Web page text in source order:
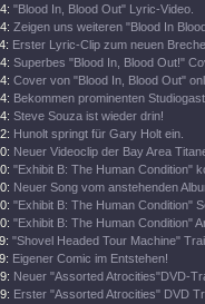
"Blood In, Blood Out" Lyric-Video.
Zeigen uns weiteren "Blood In
Erster Lyric-Clip zum neuen
Superbes "Blood In, Blood Out!"
Cover von "Blood In, Blood Out"
Bekommen prominenten Studiogast
Steve Souza ist wieder drin!
Hunolt springt für Gary Holt ein.
Neuer Videoclip der Bay Area
"Exhibit B: The Human Condition"
Neuer Song vom anstehenden
"Exhibit B: The Human Condition"
"Exhibit B: The Human Condition"
"Shovel Headed Tour Machine"
Eigener Comic im Entstehen!
Neuer "Assorted Atrocities"DVD-
Erster "Assorted Atrocities" DVD